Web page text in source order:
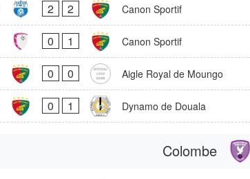
2 2 Canon Sportif
0 1 Canon Sportif
0 0 Aigle Royal de Moungo
0 1 Dynamo de Douala
Colombe